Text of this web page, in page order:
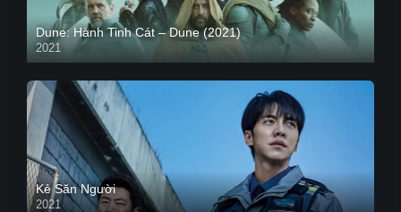
Dune: Hành Tinh Cát – Dune (2021)
2021
HD VIETSUB
Kẻ Săn Người
2021